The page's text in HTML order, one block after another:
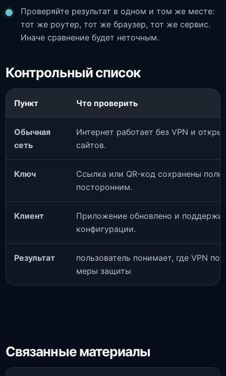
Проверяйте результат в одном и том же месте:
тот же роутер, тот же браузер, тот же сервис.
Иначе сравнение будет неточным.
Контрольный список
Пункт Что проверить
Обычная
сеть
Интернет работает без VPN и
сайтов.
Ключ
Ссылка или QR-код сохранены
посторонним.
Клиент
Приложение обновлено и
конфигурации.
Результат
пользователь понимает, где VPN
меры защиты
Связанные материалы